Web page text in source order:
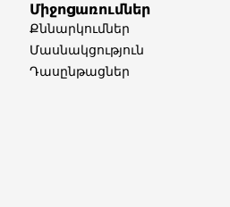
Միջոցառումներ
Քննարկումներ
Մասնակցություն
Դասընթացներ